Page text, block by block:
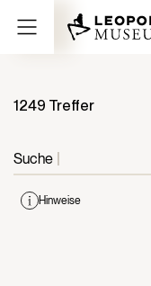
1249 Treffer
Suche
Hinweise